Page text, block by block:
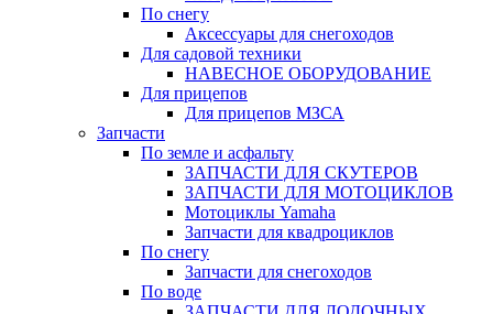
По снегу
Аксессуары для снегоходов
Для садовой техники
НАВЕСНОЕ ОБОРУДОВАНИЕ
Для прицепов
Для прицепов МЗСА
Запчасти
По земле и асфальту
ЗАПЧАСТИ ДЛЯ СКУТЕРОВ
ЗАПЧАСТИ ДЛЯ МОТОЦИКЛОВ
Мотоциклы Yamaha
Запчасти для квадроциклов
По снегу
Запчасти для снегоходов
По воде